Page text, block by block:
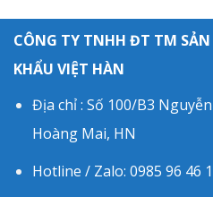
CÔNG TY TNHH ĐT TM
KHẨU VIỆT HÀN
Địa chỉ : Số 100/B3
Hoàng Mai, HN
Hotline / Zalo: 0985 96 46